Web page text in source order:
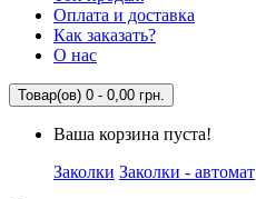
Оплата и доставка
Как заказать?
О нас
Товар(ов) 0 - 0,00 грн.
Ваша корзина пуста!
Заколки Заколки - автомат